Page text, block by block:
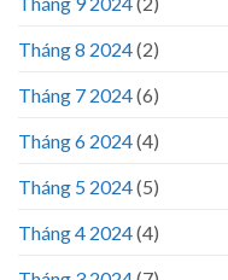
Tháng 8 2024(2)
Tháng 7 2024(6)
Tháng 6 2024(4)
Tháng 5 2024(5)
Tháng 4 2024(4)